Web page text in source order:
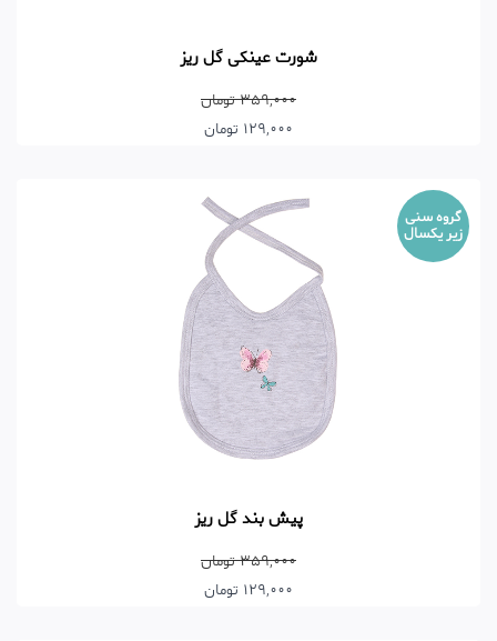
شورت عینکی گل ریز
359,000 تومان
129,000 تومان
گروه سنی
زیر یکسال
پیش بند گل ریز
359,000 تومان
129,000 تومان